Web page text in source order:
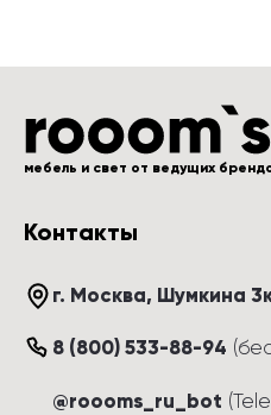
мебель и свет от ведущих
Контакты
г. Москва, Шумкина
8 (800) 533-88-94 (
@roooms_ru_bot